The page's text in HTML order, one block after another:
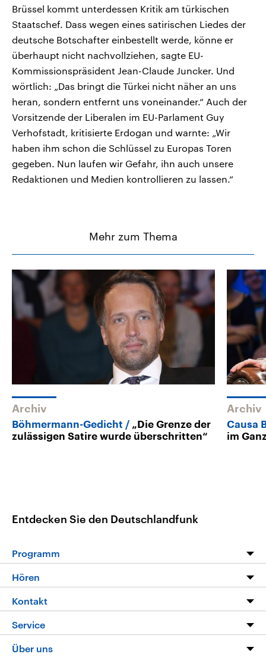
Brüssel kommt unterdessen Kritik am türkischen
Staatschef. Dass wegen eines satirischen Liedes der
deutsche Botschafter einbestellt werde, könne er
überhaupt nicht nachvollziehen, sagte EU-
Kommissionspräsident Jean-Claude Juncker. Und
wörtlich: „Das bringt die Türkei nicht näher an uns
heran, sondern entfernt uns voneinander.“ Auch der
Vorsitzende der Liberalen im EU-Parlament Guy
Verhofstadt, kritisierte Erdogan und warnte: „Wir
haben ihm schon die Schlüssel zu Europas Toren
gegeben. Nun laufen wir Gefahr, ihn auch unsere
Redaktionen und Medien kontrollieren zu lassen.“
Mehr zum Thema
Archiv
Böhmermann-Gedicht
„Die Grenze der
zulässigen Satire wurde überschritten“
Archiv
Causa
im
Entdecken Sie den Deutschlandfunk
Programm
Programm
Die Nachrichten
Nachrichtenleicht
Neue Beiträge auf dlf.de
Hören
Livestream
Podcasts
Deutschlandfunk App
Kontakt
Hörerservice
Service
FAQ
Über uns